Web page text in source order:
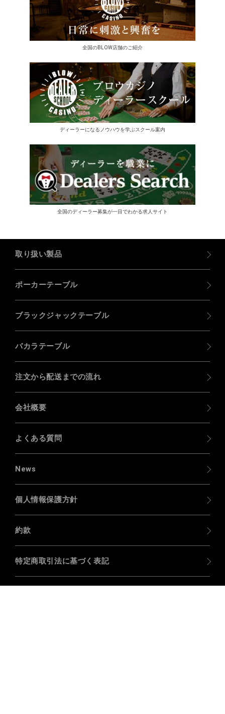
全国のBLOW店舗のご紹介
ディーラーになるノウハウを学ぶスクール案内
全国のディーラー募集が一目でわかる求人サイト
取り扱い製品
ポーカーテーブル
ブラックジャックテーブル
バカラテーブル
注文から配送までの流れ
会社概要
よくある質問
News
個人情報保護方針
約款
特定商取引法に基づく表記